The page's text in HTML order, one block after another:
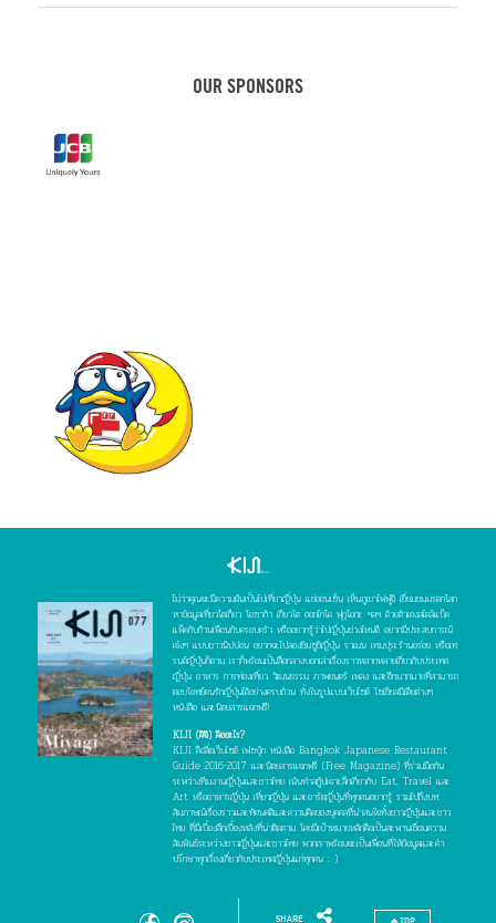
CAFE IN TOKYO
JAPANESE PRODUCT
ชิซูโอกะ กรุงโตเกียว
OUR SPONSORS
ไม่ว่าคุณจะมีความฝันเป็นไปเที่ยวญี่ปุ่น แช่ออนเซ็น เห็นภูเขาไฟฟูจิ เยี่ยมชมมรดกโลก
หาข้อมูลเที่ยวโตเกียว โอซาก้า เกียวโต ฮอกไกโด ฟุกุโอกะ ฯลฯ ด้วยตัวเองสไตล์แบ็ค
แพ็คกับก๊วนเพื่อนกับครอบครัว หรืออยากรู้ว่าไปญี่ปุ่นช่วงไหนดี อยากมีประสบการณ์
เจ๋งๆ แบบชาวนิปปอน อยากจะไปลองชิมซูชิญี่ปุ่น ราเมน เทมปุระร้านอร่อย หรือเท
รนด์ญี่ปุ่นก็ตาม เราก็พร้อมเป็นสื่อกลางบอกเล่าเรื่องราวหลากหลายเกี่ยวกับประเทศ
ญี่ปุ่น อาหาร การท่องเที่ยว วัฒนธรรม ภาพยนตร์ เพลง และอีกมากมายที่สามารถ
ตอบโจทย์คนรักญี่ปุ่นได้อย่างครบถ้วน ทั้งในรูปแบบเว็บไซต์ โซเชียลมีเดียต่างๆ
หนังสือ และนิตยสารแจกฟรี!
KIJI (คิจิ) คืออะไร?
KIJI คือสื่อเว็บไซต์ เฟซบุ๊ก หนังสือ Bangkok Japanese Restaurant
Guide 2016-2017 และนิตยสารแจกฟรี (Free Magazine) ที่ร่วมมือกัน
ระหว่างทีมงานญี่ปุ่นและชาวไทย เน้นทำสกู๊ปเจาะลึกเกี่ยวกับ Eat, Travel และ
Art หรืออาหารญี่ปุ่น เที่ยวญี่ปุ่น และอาร์ตญี่ปุ่นที่ทุกคนอยากรู้ รวมไปถึงบท
สัมภาษณ์เรื่องราวและทัศนคติและความคิดของบุคคลที่น่าสนใจทั้งชาวญี่ปุ่นและชาว
ไทย ที่มีเบื้องลึกเบื้องหลังที่น่าติดตาม โดยมีเป้าหมายหลักคือเป็นสะพานเชื่อมความ
สัมพันธ์ระหว่างชาวญี่ปุ่นและชาวไทย พวกเราพร้อมจะเป็นเพื่อนที่ให้ข้อมูลและคำ
ปรึกษาทุกเรื่องเกี่ยวกับประเทศญี่ปุ่นแก่ทุกคน : )
SHARE